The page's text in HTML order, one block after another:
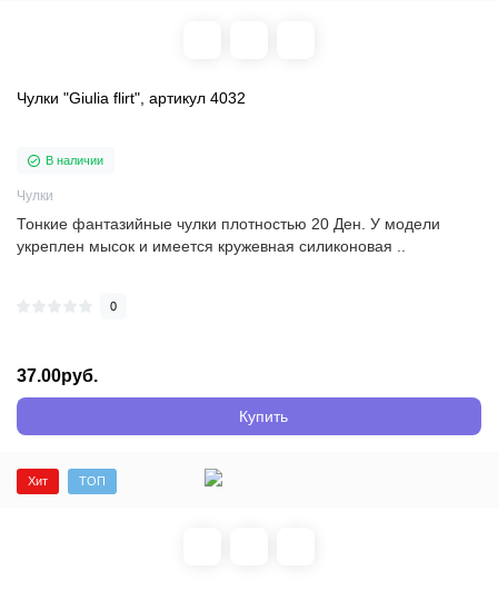
Чулки "Giulia flirt", артикул 4032
В наличии
Чулки
Тонкие фантазийные чулки плотностью 20 Ден. У модели
укреплен мысок и имеется кружевная силиконовая ..
0
37.00руб.
Купить
Хит ТОП